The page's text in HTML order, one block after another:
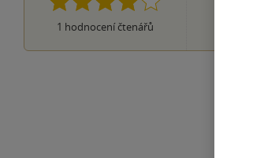
1 hodnocení čtenářů